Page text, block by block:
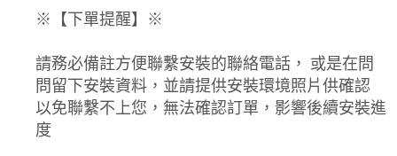
※【下單提醒】※
請務必備註方便聯繫安裝的聯絡電話， 或是在問
問留下安裝資料，並請提供安裝環境照片供確認
以免聯繫不上您，無法確認訂單，影響後續安裝進
度